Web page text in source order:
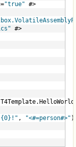
"true" #>
#>
{0}!" , "<#=person#>"